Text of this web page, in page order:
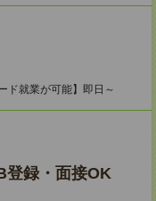
ド就業が可能】即日～
登録・面接OK